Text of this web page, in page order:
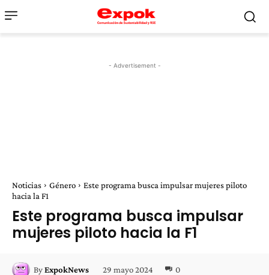
- Advertisement -
Noticias Género
Este programa busca impulsar mujeres piloto
hacia la F1
Este programa busca impulsar
mujeres piloto hacia la F1
ByExpokNews 29 mayo 2024 0